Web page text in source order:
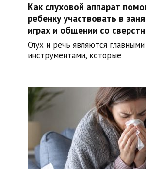
Как слуховой аппарат
ребенку участвовать в
играх и общении со
Слух и речь являются главными
инструментами, которые